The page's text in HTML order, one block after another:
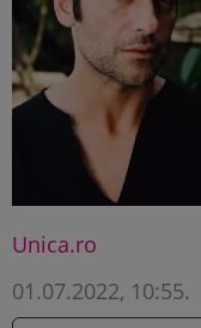
Unica.ro
01.07.2022, 10:55.